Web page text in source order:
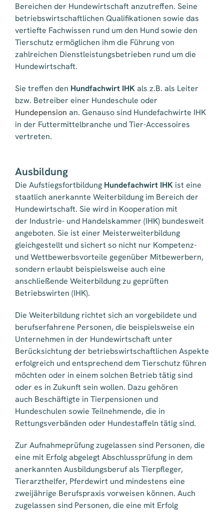
Bereichen der Hundewirtschaft anzutreffen. Seine
betriebswirtschaftlichen Qualifikationen sowie das
vertiefte Fachwissen rund um den Hund sowie den
Tierschutz ermöglichen ihm die Führung von
zahlreichen Dienstleistungsbetrieben rund um die
Hundewirtschaft.
Sie treffen den Hundfachwirt IHKals z.B. als Leiter
bzw. Betreiber einer Hundeschule oder
Hundepension an. Genauso sind Hundefachwirte IHK
in der Futtermittelbranche und Tier-Accessoires
vertreten.
Ausbildung
Die Aufstiegsfortbildung Hundefachwirt IHK ist eine
staatlich anerkannte Weiterbildung im Bereich der
Hundewirtschaft. Sie wird in Kooperation mit
der Industrie- und Handelskammer (IHK) bundesweit
angeboten. Sie ist einer Meisterweiterbildung
gleichgestellt und sichert so nicht nur Kompetenz-
und Wettbewerbsvorteile gegenüber Mitbewerbern,
sondern erlaubt beispielsweise auch eine
anschließende Weiterbildung zu geprüften
Betriebswirten (IHK).
Die Weiterbildung richtet sich an vorgebildete und
berufserfahrene Personen, die beispielsweise ein
Unternehmen in der Hundewirtschaft unter
Berücksichtung der betriebswirtschaftlichen Aspekte
erfolgreich und entsprechend dem Tierschutz führen
möchten oder in einem solchen Betrieb tätig sind
oder es in Zukunft sein wollen. Dazu gehören
auch Beschäftigte in Tierpensionen und
Hundeschulen sowie Teilnehmende, die in
Rettungsverbänden oder Hundestaffeln tätig sind.
Zur Aufnahmeprüfung zugelassen sind Personen, die
eine mit Erfolg abgelegt Abschlussprüfung in dem
anerkannten Ausbildungsberuf als Tierpfleger,
Tierarzthelfer, Pferdewirt und mindestens eine
zweijährige Berufspraxis vorweisen können. Auch
zugelassen sind Personen, die eine mit Erfolg